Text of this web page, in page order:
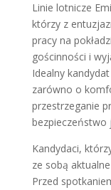
Linie lotnicze
którzy z
pracy na
gościnności i
Idealny
zarówno o
przestrzeganie
bezpieczeństwo
Kandydaci,
ze sobą
Przed